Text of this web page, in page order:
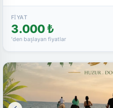
FIYAT
3.000 ₺
'den başlayan fiyatlar